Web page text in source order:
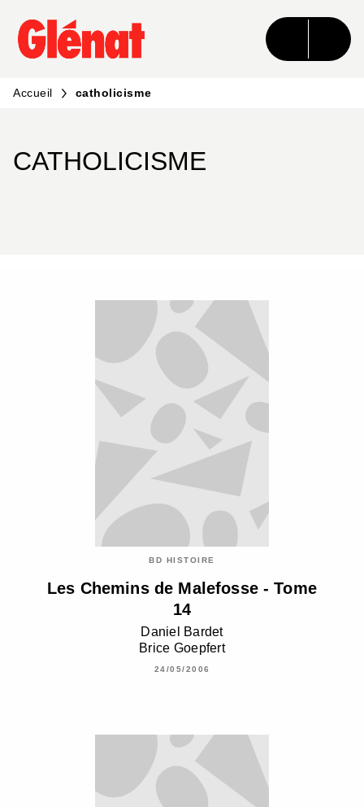
MENU RECHERCHE CONTENU
PIED DE PAGE
Accueil catholicisme
CATHOLICISME
BD HISTOIRE
Les Chemins de Malefosse - Tome
14
Daniel Bardet
Brice Goepfert
24/05/2006